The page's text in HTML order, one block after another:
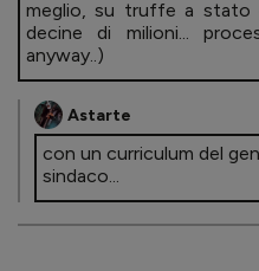
meglio, su truffe a stato
decine di milioni...
anyway..)
Astarte
con un curriculum del
sindaco...